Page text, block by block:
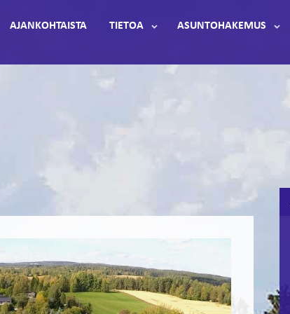
AJANKOHTAISTA TIETOA ASUNTOHAKEMUS